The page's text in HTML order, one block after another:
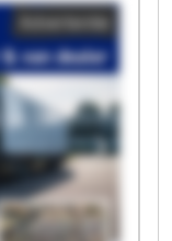
Advertentie